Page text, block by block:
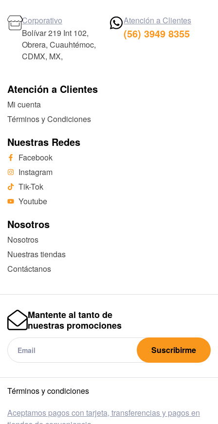
Atención a Clientes
Mi cuenta
Términos y Condiciones
Nuestras Redes
Facebook
Instagram
Tik-Tok
Youtube
Nosotros
Nosotros
Nuestras tiendas
Contáctanos
Corporativo
Bolívar 219 Int 102,
Obrera, Cuauhtémoc,
CDMX, MX,
Atención a Clientes
(56) 3949 8355
Mantente al tanto de
nuestras promociones
Suscribirme
Términos y condiciones
Aceptamos pagos con tarjeta, transferencias y pagos en